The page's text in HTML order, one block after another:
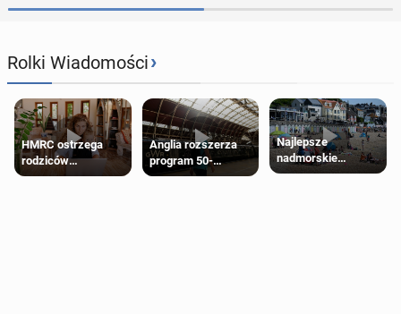
Rolki Wiadomości›
HMRC ostrzega
rodziców
pobierających Child
Anglia rozszerza
program 50-
procentowych
Najlepsze
nadmorskie
miasteczko blisko